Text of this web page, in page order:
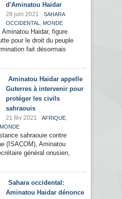
d'Aminatou Haidar
28 juin 2021
SAHARA
OCCIDENTAL , MONDE
Haidar, figure
pour le droit du peuple
fait désormais
Aminatou Haidar appelle
Guterres à intervenir pour
protéger les civils
sahraouis
21 fév 2021 AFRIQUE,
MONDE
sahraouie contre
(ISACOM), Aminatou
général onusien,
Sahara occidental:
Aminatou Haidar dénonce